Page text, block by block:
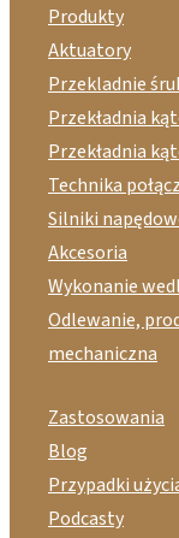
Produkty
Aktuatory
Przekladnie
Przekładnia
Przekładnia
Technika
Silniki
Akcesoria
Wykonanie
Odlewanie,
mechaniczna
Zastosowania
Blog
Przypadki
Podcasty